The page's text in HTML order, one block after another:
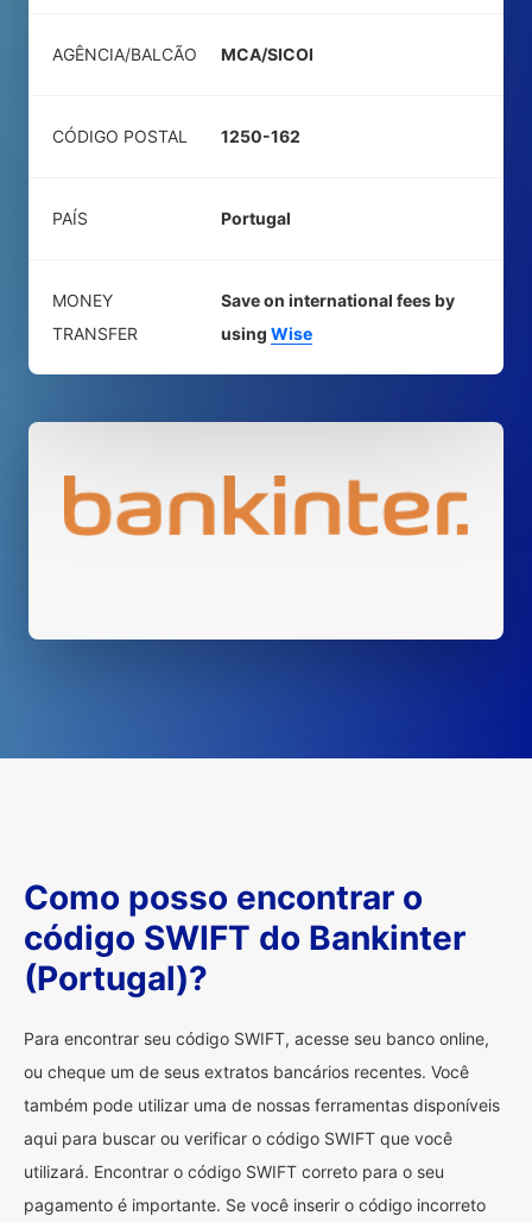
AGÊNCIA/BALCÃO MCA/SICOI
CÓDIGO POSTAL 1250-162
PAÍS Portugal
MONEY
TRANSFER
Save on international fees by
using Wise
Como posso encontrar o
código SWIFT do Bankinter
(Portugal)?
Para encontrar seu código SWIFT, acesse seu banco online,
ou cheque um de seus extratos bancários recentes. Você
também pode utilizar uma de nossas ferramentas disponíveis
aqui para buscar ou verificar o código SWIFT que você
utilizará. Encontrar o código SWIFT correto para o seu
pagamento é importante. Se você inserir o código incorreto